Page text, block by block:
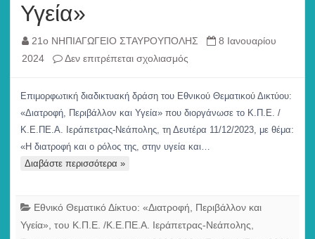
Υγεία»
21ο ΝΗΠΙΑΓΩΓΕΙΟ ΣΤΑΥΡΟΥΠΟΛΗΣ
8 Ιανουαρίου
2024
Δεν επιτρέπεται σχολιασμός
Περιβάλλον
και
Υγεία»
Επιμορφωτική διαδικτυακή δράση του Εθνικού Θεματικού Δικτύου:
«Διατροφή, Περιβάλλον και Υγεία» που διοργάνωσε το Κ.Π.Ε. /
Κ.Ε.ΠΕ.Α. Ιεράπετρας-Νεάπολης, τη Δευτέρα 11/12/2023, με θέμα:
«Η διατροφή και ο ρόλος της, στην υγεία και…
Διαβάστε περισσότερα »
Εθνικό Θεματικό Δίκτυο: «Διατροφή, Περιβάλλον και
Υγεία», του Κ.Π.Ε. /Κ.Ε.ΠΕ.Α. Ιεράπετρας-Νεάπολης